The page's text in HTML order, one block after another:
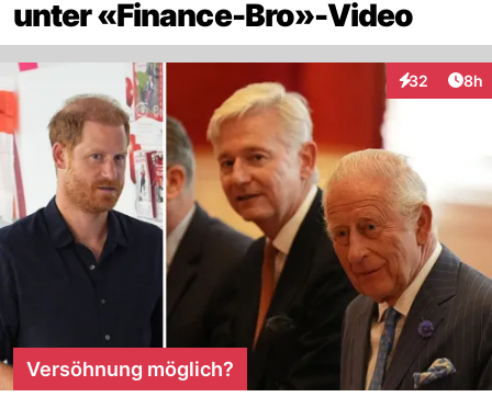
unter «Finance-Bro»-Video
32
Interaktionen
8h
Versöhnung möglich?